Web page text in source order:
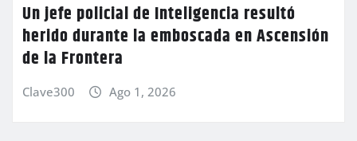
Un jefe policial de Inteligencia resultó
herido durante la emboscada en Ascensión
de la Frontera
Clave300 Ago 1, 2026